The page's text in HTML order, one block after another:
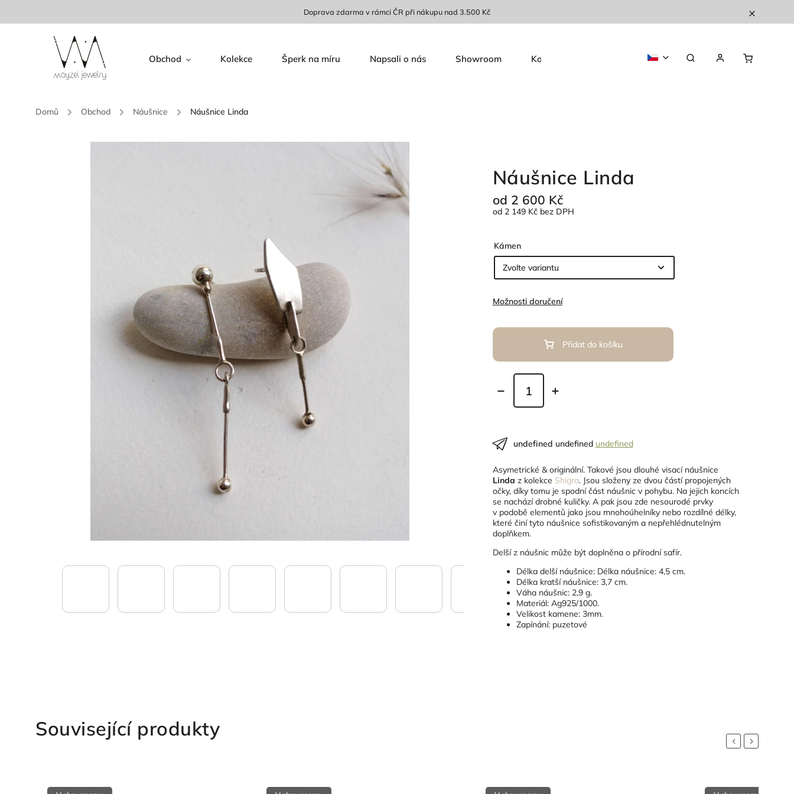
Doprava zdarma v rámci ČR při nákupu nad 3.500 Kč
Obchod Kolekce Šperk na míru Napsali o nás Showroom Kontakty
Domů / Obchod / Náušnice / Náušnice Linda
Náušnice Linda
od 2 600 Kč
od 2 149 Kčbez DPH
Kámen
Možnosti doručení
Přidat do košíku
undefined undefined undefined
Asymetrické & originální. Takové jsou dlouhé visací náušnice
Linda z kolekce Shigra. Jsou složeny ze dvou částí propojených
očky, díky tomu je spodní část náušnic v pohybu. Na jejich koncích
se nachází drobné kuličky. A pak jsou zde nesourodé prvky
v podobě elementů jako jsou mnohoúhelníky nebo rozdílné délky,
které činí tyto náušnice sofistikovaným a nepřehlédnutelným
doplňkem.
Delší z náušnic může být doplněna o přírodní safír.
Délka delší náušnice: Délka náušnice: 4,5 cm.
Délka kratší náušnice: 3,7 cm.
Váha náušnic: 2,9 g.
Materiál: Ag925/1000.
Velikost kamene: 3mm.
Zapínání: puzetové
Související produkty
Previous
Next